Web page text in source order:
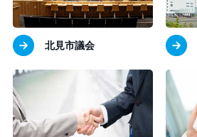
北見市議会